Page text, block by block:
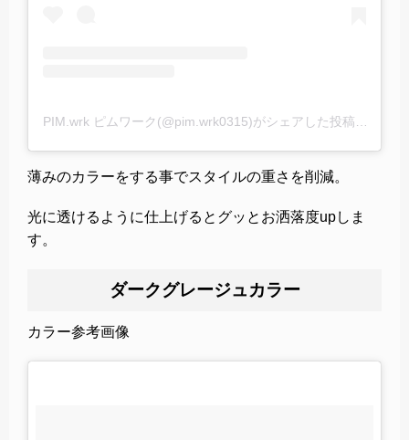
PIM.wrk ピムワーク(@pim.wrk0315)がシェアした投稿
薄みのカラーをする事でスタイルの重さを削減。
光に透けるように仕上げるとグッとお洒落度upしま
す。
ダークグレージュカラー
カラー参考画像